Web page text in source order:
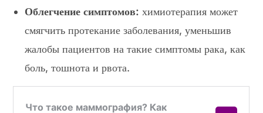
Облегчение симптомов: химиотерапия может
смягчить протекание заболевания, уменьшив
жалобы пациентов на такие симптомы рака, как
боль, тошнота и рвота.